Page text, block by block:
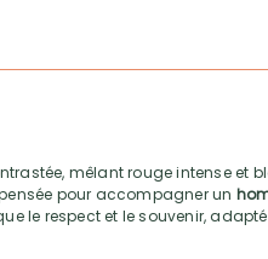
mêlant rouge intense et
pour accompagner un
le respect et le souvenir,